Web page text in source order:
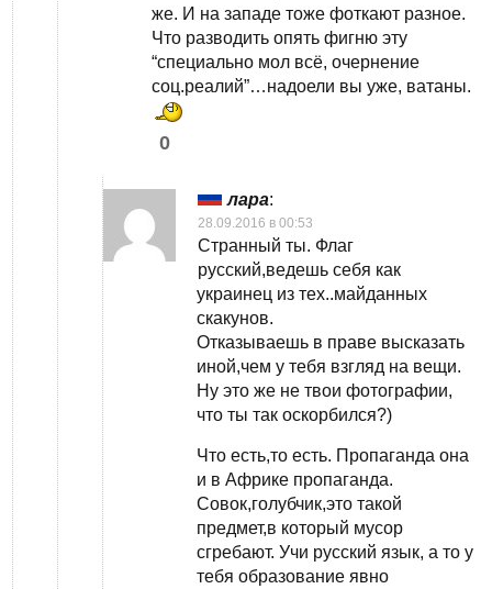
же. И на западе тоже фоткают разное.
Что разводить опять фигню эту
“специально мол всё, очернение
соц.реалий”…надоели вы уже, ватаны.
0
лара:
28.09.2016 в 00:53
Странный ты. Флаг
русский,ведешь себя как
украинец из тех..майданных
скакунов.
Отказываешь в праве высказать
иной,чем у тебя взгляд на вещи.
Ну это же не твои фотографии,
что ты так оскорбился?)
Что есть,то есть. Пропаганда она
и в Африке пропаганда.
Совок,голубчик,это такой
предмет,в который мусор
сгребают. Учи русский язык, а то у
тебя образование явно